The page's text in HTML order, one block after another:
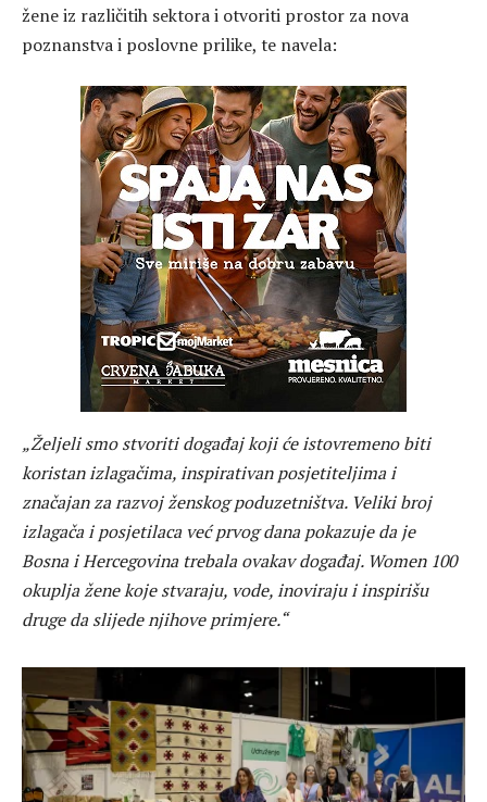
žene iz različitih sektora i otvoriti prostor za nova
poznanstva i poslovne prilike, te navela:
„Željeli smo stvoriti događaj koji će istovremeno biti
koristan izlagačima, inspirativan posjetiteljima i
značajan za razvoj ženskog poduzetništva. Veliki broj
izlagača i posjetilaca već prvog dana pokazuje da je
Bosna i Hercegovina trebala ovakav događaj. Women 100
okuplja žene koje stvaraju, vode, inoviraju i inspirišu
druge da slijede njihove primjere.“